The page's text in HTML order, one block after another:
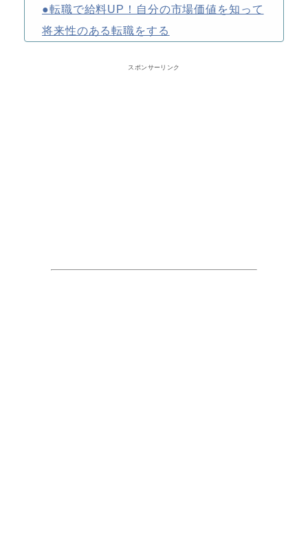
●転職で給料UP！自分の市場価値を知って
将来性のある転職をする
スポンサーリンク